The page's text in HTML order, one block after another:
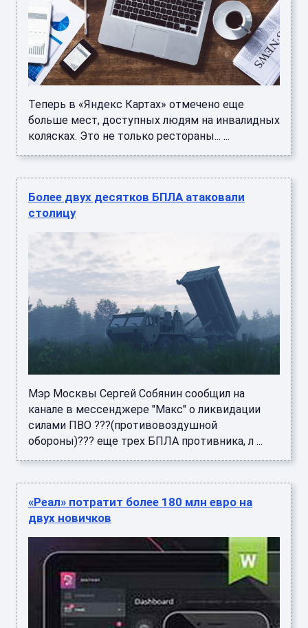
Теперь в «Яндекс Картах» отмечено еще
больше мест, доступных людям на инвалидных
колясках. Это не только рестораны... ...
Более двух десятков БПЛА атаковали
столицу
Мэр Москвы Сергей Собянин сообщил на
канале в мессенджере "Макс" о ликвидации
силами ПВО ???(противовоздушной
обороны)??? еще трех БПЛА противника, л ...
«Реал» потратит более 180 млн евро на
двух новичков